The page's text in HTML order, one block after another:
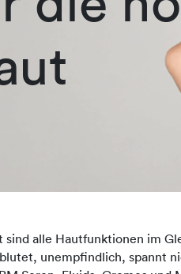
sind alle Hautfunktionen im
unempfindlich, spannt